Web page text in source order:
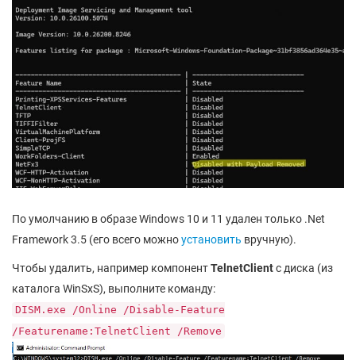
По умолчанию в образе Windows 10 и 11 удален только .Net
Framework 3.5 (его всего можноустановить вручную).
Чтобы удалить, например компонентTelnetClientс диска (из
каталога WinSxS), выполните команду:
DISM.exe /Online /Disable-Feature
/Featurename:TelnetClient /Remove